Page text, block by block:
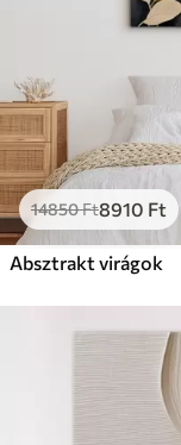
14850Ft8910 Ft
Absztrakt virágok